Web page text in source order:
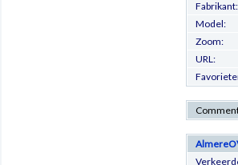
Fabrikant:
Model:
Zoom:
URL: